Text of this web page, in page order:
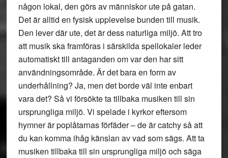
någon lokal, den görs av människor ute på gatan.
Det är alltid en fysisk upplevelse bunden till musik.
Den lever där ute, det är dess naturliga miljö. Att tro
att musik ska framföras i särskilda spellokaler leder
automatiskt till antaganden om var den har sitt
användningsområde. Är det bara en form av
underhållning? Ja, men det borde väl inte enbart
vara det? Så vi försökte ta tillbaka musiken till sin
ursprungliga miljö. Vi spelade i kyrkor eftersom
hymner är poplåtarnas förfäder – de är catchy så att
du kan komma ihåg känslan av vad som sägs. Att ta
musiken tillbaka till sin ursprungliga miljö och säga